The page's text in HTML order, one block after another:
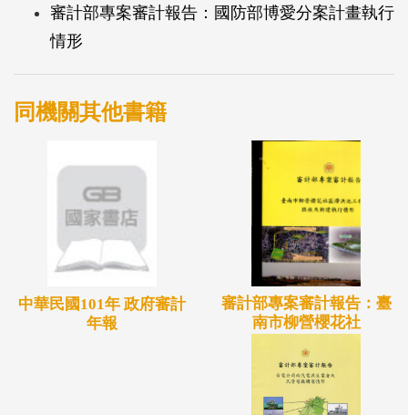
審計部專案審計報告：國防部博愛分案計畫執行
情形
同機關其他書籍
中華民國101年 政府審計
年報
審計部專案審計報告：臺
南市柳營櫻花社